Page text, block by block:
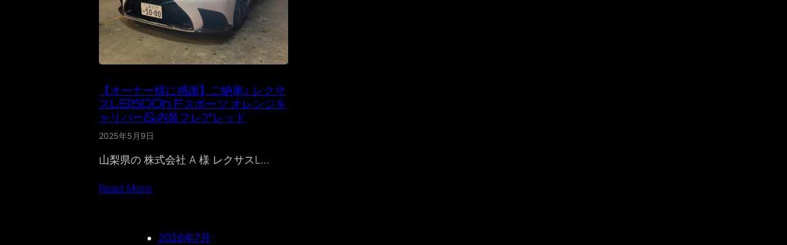
【オーナー様に感謝】ご納車♪ レクサ
スLS500h Fスポーツ オレンジキ
ャリパー&内装フレアレッド
2025年5月9日
山梨県の 株式会社 A 様 レクサスL…
Read More
2026年7月